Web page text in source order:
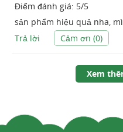
Điểm đánh giá: 5/5
sản phẩm hiệu quả nha,
Trả lời
Cảm ơn (0)
Xem